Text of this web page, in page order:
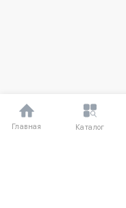
Главная Каталог